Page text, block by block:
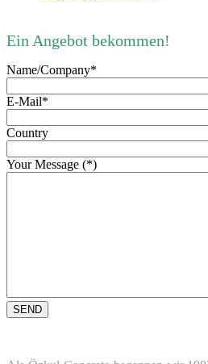
Ein Angebot bekommen!
Name/Company*
E-Mail*
Country
Your Message (*)